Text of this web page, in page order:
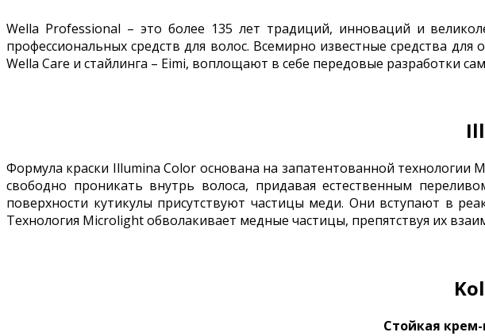
Wella Professional – это более 135 лет традиций, инноваций и
профессиональных средств для волос. Всемирно известные средства
Wella Care и стайлинга – Eimi, воплощают в себе передовые разработки
Формула краски Illumina Color основана на запатентованной технологии
свободно проникать внутрь волоса, придавая естественным
поверхности кутикулы присутствуют частицы меди. Они вступают в
Технология Microlight обволакивает медные частицы, препятствуя их
Стойкая